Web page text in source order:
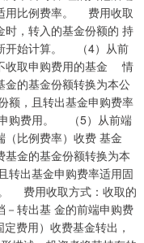
用比例费率。 费用收取
时，转入的基金份额的 持
开始计算。 （4）从前
收取申购费用的基金 情
金的基金份额转换为本公
额，且转出基金申购费率
购费用。 （5）从前端
（比例费率）收费 基金
金的基金份额转换为本
转出基金申购费率适用固
费用收取方式：收取的
－转出基 金的前端申购费
费用）收费基金转出，